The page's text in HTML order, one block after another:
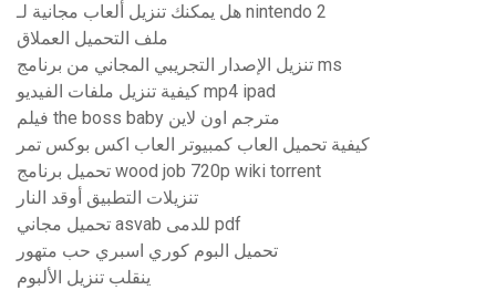
هل يمكنك تنزيل ألعاب مجانية لـ nintendo 2
ملف التحميل العملاق
تنزيل الإصدار التجريبي المجاني من برنامج ms
كيفية تنزيل ملفات الفيديو mp4 ipad
فيلم the boss baby مترجم اون لاين
كيفية تحميل العاب كمبيوتر العاب اكس بوكس ​​تمر
تحميل برنامج wood job 720p wiki torrent
تنزيلات التطبيق أوقد النار
تحميل مجاني asvab للدمى pdf
تحميل البوم كوري اسبري حب متهور
ينقلب تنزيل الألبوم